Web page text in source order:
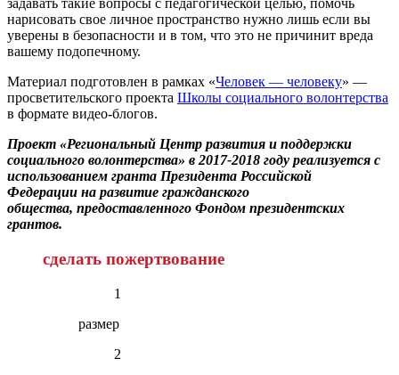
задавать такие вопросы с педагогической целью, помочь
нарисовать свое личное пространство нужно лишь если вы
уверены в безопасности и в том, что это не причинит вреда
вашему подопечному.
Материал подготовлен в рамках «Человек — человеку» —
просветительского проекта Школы социального волонтерства
в формате видео-блогов.
Проект «Региональный Центр развития и поддержки
социального волонтерства» в 2017-2018 году реализуется с
использованием гранта Президента Российской
Федерации на развитие гражданского
общества, предоставленного Фондом президентских
грантов.
сделать пожертвование
1
размер
2